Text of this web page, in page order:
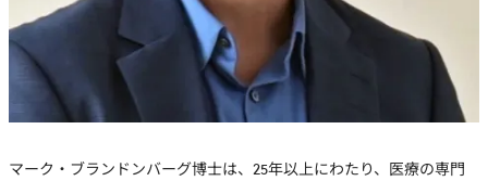
マーク・ブランドンバーグ博士は、25年以上にわたり、医療の専門